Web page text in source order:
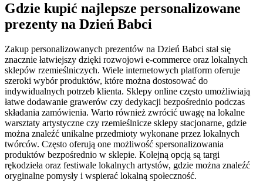
Gdzie kupić najlepsze personalizowane
prezenty na Dzień Babci
Zakup personalizowanych prezentów na Dzień Babci stał się
znacznie łatwiejszy dzięki rozwojowi e-commerce oraz lokalnych
sklepów rzemieślniczych. Wiele internetowych platform oferuje
szeroki wybór produktów, które można dostosować do
indywidualnych potrzeb klienta. Sklepy online często umożliwiają
łatwe dodawanie grawerów czy dedykacji bezpośrednio podczas
składania zamówienia. Warto również zwrócić uwagę na lokalne
warsztaty artystyczne czy rzemieślnicze sklepy stacjonarne, gdzie
można znaleźć unikalne przedmioty wykonane przez lokalnych
twórców. Często oferują one możliwość spersonalizowania
produktów bezpośrednio w sklepie. Kolejną opcją są targi
rękodzieła oraz festiwale lokalnych artystów, gdzie można znaleźć
oryginalne pomysły i wspierać lokalną społeczność.